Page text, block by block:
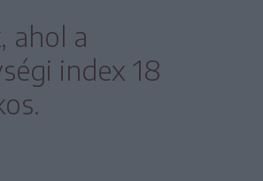
ahol a
index 18